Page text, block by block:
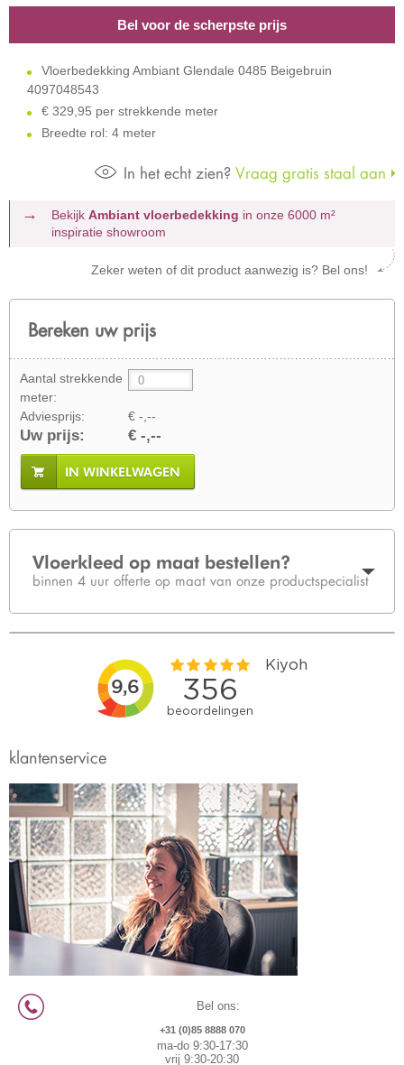
Bel voor de scherpste prijs
Vloerbedekking Ambiant Glendale 0485 Beigebruin
4097048543
€ 329,95 per strekkende meter
Breedte rol: 4 meter
In het echt zien? Vraag gratis staal aan
Bekijk Ambiant vloerbedekking in onze 6000 m²
inspiratie showroom
Zeker weten of dit product aanwezig is? Bel ons!
Bereken uw prijs
Aantal strekkende
meter:
Adviesprijs:
€ -,--
Uw prijs: € -,--
IN WINKELWAGEN
Vloerkleed op maat bestellen?
binnen 4 uur offerte op maat van onze productspecialist
klantenservice
Bel ons:
+31 (0)85 8888 070
ma-do 9:30-17:30
vrij 9:30-20:30